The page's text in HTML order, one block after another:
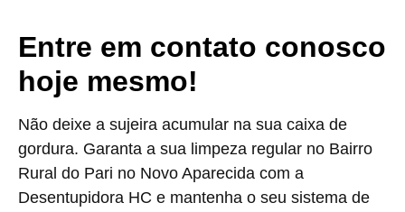
Entre em contato conosco
hoje mesmo!
Não deixe a sujeira acumular na sua caixa de
gordura. Garanta a sua limpeza regular no Bairro
Rural do Pari no Novo Aparecida com a
Desentupidora HC e mantenha o seu sistema de